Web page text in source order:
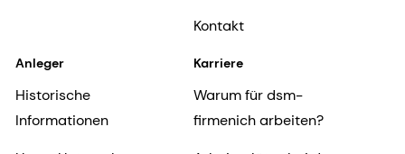
Kontakt
Anleger
Historische
Informationen
Karriere
Warum für dsm-
firmenich arbeiten?